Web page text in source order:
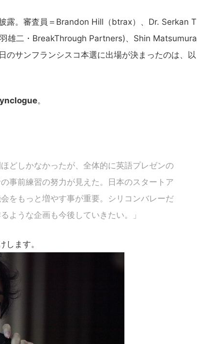
露。審査員＝Brandon Hill（btrax）、Dr. Serkan T
雄二・BreakThrough Partners)、Shin Matsumura
のサンフランシスコ本選に出場が決まったのは、以
。
どしかなかったが、全体的に英語プレゼンの
事前練習の努力が見えた。日本のスタートア
をもっと増やす事が重要。シリコンバレーだ
ような企画も今後していきたい。」
ます。